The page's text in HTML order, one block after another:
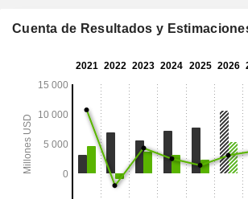
Cuenta de Resultados y